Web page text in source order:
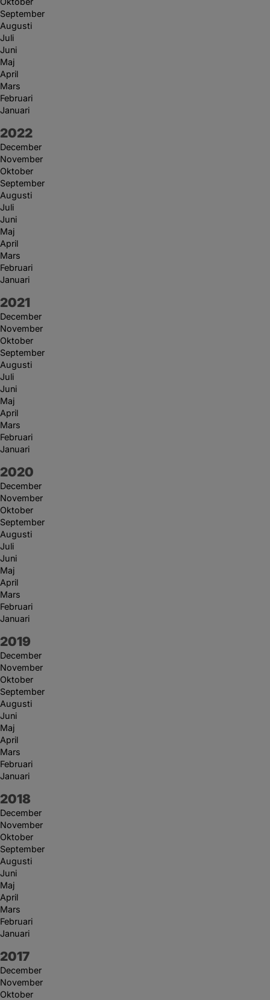
September
Augusti
Juli
Juni
Maj
April
Mars
Februari
Januari
År:
2022
December
November
Oktober
September
Augusti
Juli
Juni
Maj
April
Mars
Februari
Januari
År:
2021
December
November
Oktober
September
Augusti
Juli
Juni
Maj
April
Mars
Februari
Januari
År:
2020
December
November
Oktober
September
Augusti
Juli
Juni
Maj
April
Mars
Februari
Januari
År:
2019
December
November
Oktober
September
Augusti
Juni
Maj
April
Mars
Februari
Januari
År:
2018
December
November
Oktober
September
Augusti
Juni
Maj
April
Mars
Februari
Januari
År:
2017
December
November
Oktober